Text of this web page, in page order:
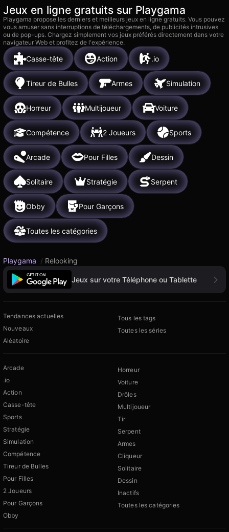
Jeux en ligne gratuits sur Playgama
Playgama propose les derniers et meilleurs jeux en ligne gratuits. Vous pouvez
vous amuser sans interruptions de téléchargements, de publicités intrusives
ou de pop-ups. Chargez simplement vos jeux préférés directement dans votre
navigateur Web et profitez de l'expérience.
Casse-tête Action .io
Tireur de Bulles Armes Simulation
Horreur Multijoueur Voiture
Compétence 2 Joueurs Sports
Arcade Pour Filles Dessin
Solitaire Stratégie Serpent
Obby Pour Garçons
Toutes les catégories
Playgama / Relooking
Jeux sur votre Téléphone ou Tablette
Tendances actuelles
Nouveaux
Aléatoire
Tous les tags
Toutes les séries
Arcade
.io
Action
Casse-tête
Sports
Stratégie
Simulation
Compétence
Tireur de Bulles
Pour Filles
2 Joueurs
Pour Garçons
Obby
Horreur
Voiture
Drôles
Multijoueur
Tir
Serpent
Armes
Cliqueur
Solitaire
Dessin
Inactifs
Toutes les catégories